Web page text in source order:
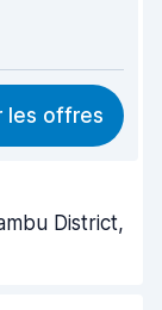
8,6
8,6
les offres
District,